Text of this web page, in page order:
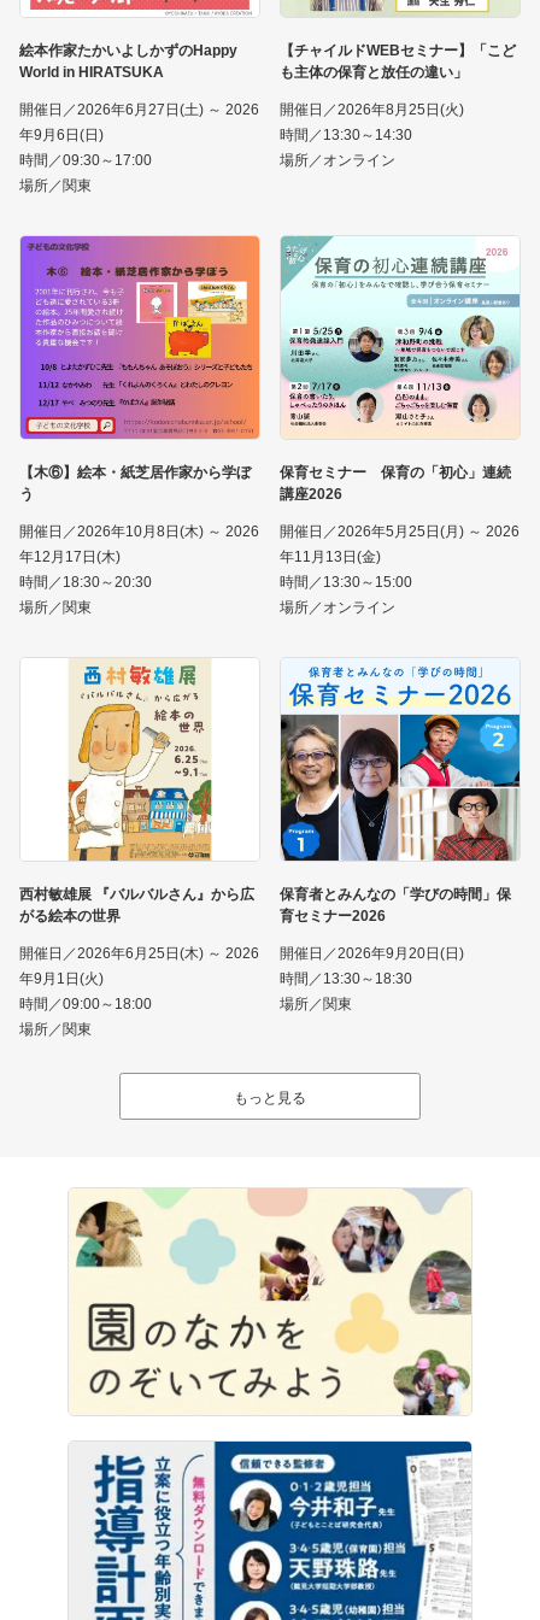
絵本作家たかいよしかずのHappy
World in HIRATSUKA
開催日／2026年6月27日(土) ～ 2026
年9月6日(日)
時間／09:30～17:00
場所／関東
【チャイルドWEBセミナー】「こど
も主体の保育と放任の違い」
開催日／2026年8月25日(火)
時間／13:30～14:30
場所／オンライン
【木⑥】絵本・紙芝居作家から学ぼ
う
開催日／2026年10月8日(木) ～ 2026
年12月17日(木)
時間／18:30～20:30
場所／関東
保育セミナー 保育の「初心」連続
講座2026
開催日／2026年5月25日(月) ～ 2026
年11月13日(金)
時間／13:30～15:00
場所／オンライン
西村敏雄展 『バルバルさん』から広
がる絵本の世界
開催日／2026年6月25日(木) ～ 2026
年9月1日(火)
時間／09:00～18:00
場所／関東
保育者とみんなの「学びの時間」保
育セミナー2026
開催日／2026年9月20日(日)
時間／13:30～18:30
場所／関東
もっと見る